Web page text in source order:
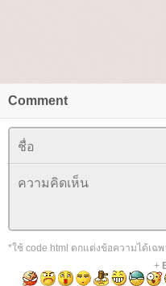
Comment
*ใช้ code html ตกแต่งข้อความได้เฉ
+